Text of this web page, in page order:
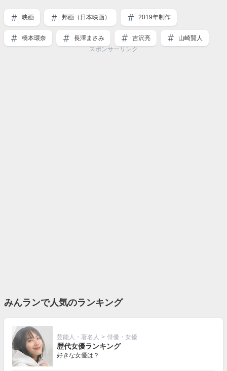
映画 邦画（日本映画） 2019年制作
橋本環奈 長澤まさみ 吉沢亮
山崎賢人
スポンサーリンク
みんランで人気のランキング
芸能人・著名人 > 俳優・女優
歴代女優ランキング
好きな女優は？